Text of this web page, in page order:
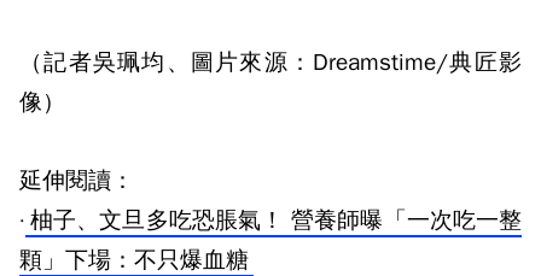
（記者吳珮均、圖片來源：Dreamstime/典匠影
像）
延伸閱讀：
· 柚子、文旦多吃恐脹氣！ 營養師曝「一次吃一整
顆」下場：不只爆血糖